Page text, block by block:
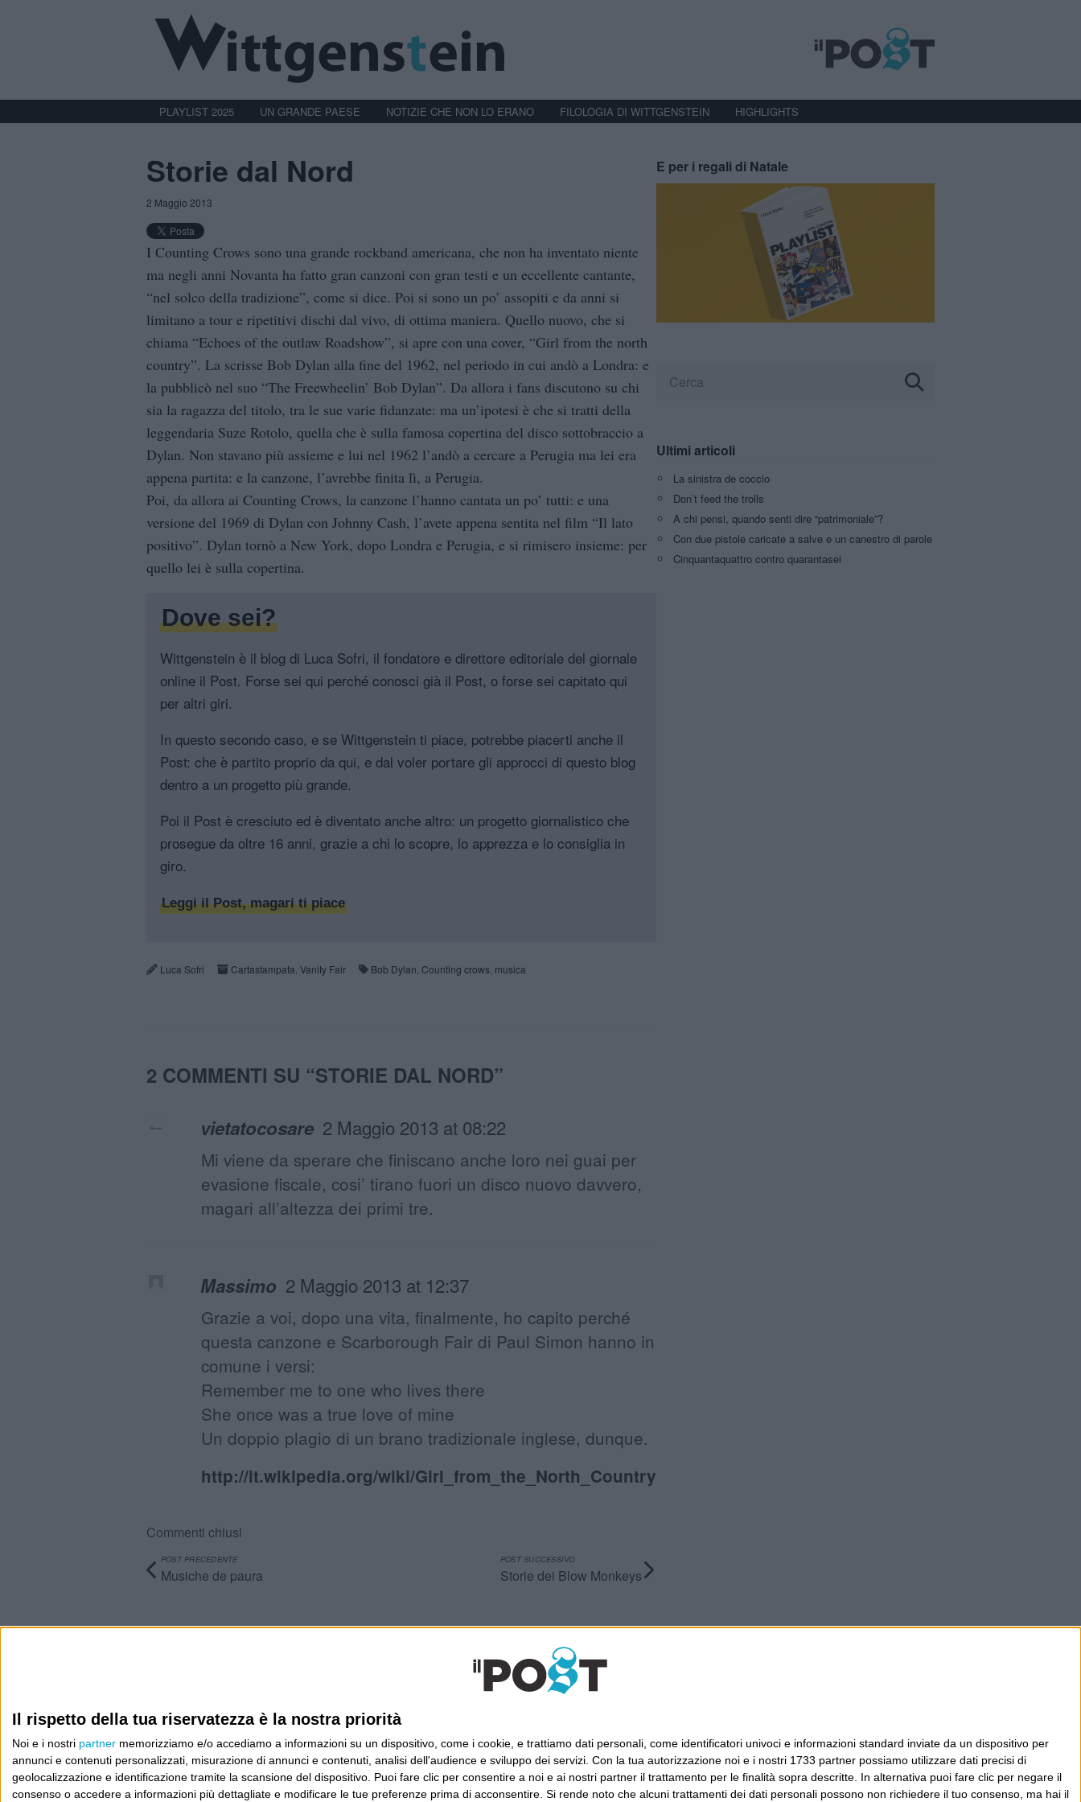
Il rispetto della tua riservatezza è la nostra priorità
Noi e i nostri partner memorizziamo e/o accediamo a informazioni su un dispositivo, come i cookie, e trattiamo dati personali, come identificatori univoci e informazioni standard inviate da un dispositivo per
annunci e contenuti personalizzati, misurazione di annunci e contenuti, analisi dell'audience e sviluppo dei servizi. Con la tua autorizzazione noi e i nostri 1733 partner possiamo utilizzare dati precisi di
geolocalizzazione e identificazione tramite la scansione del dispositivo. Puoi fare clic per consentire a noi e ai nostri partner il trattamento per le finalità sopra descritte. In alternativa puoi fare clic per negare il
consenso o accedere a informazioni più dettagliate e modificare le tue preferenze prima di acconsentire. Si rende noto che alcuni trattamenti dei dati personali possono non richiedere il tuo consenso, ma hai il
PLAYLIST 2025 UN GRANDE PAESE NOTIZIE CHE NON LO ERANO FILOLOGIA DI WITTGENSTEIN HIGHLIGHTS
Storie dal Nord
2 Maggio 2013
I Counting Crows sono una grande rockband americana, che non ha inventato niente
ma negli anni Novanta ha fatto gran canzoni con gran testi e un eccellente cantante,
“nel solco della tradizione”, come si dice. Poi si sono un po’ assopiti e da anni si
limitano a tour e ripetitivi dischi dal vivo, di ottima maniera. Quello nuovo, che si
chiama “Echoes of the outlaw Roadshow”, si apre con una cover, “Girl from the north
country”. La scrisse Bob Dylan alla fine del 1962, nel periodo in cui andò a Londra: e
la pubblicò nel suo “The Freewheelin’ Bob Dylan”. Da allora i fans discutono su chi
sia la ragazza del titolo, tra le sue varie fidanzate: ma un’ipotesi è che si tratti della
leggendaria Suze Rotolo, quella che è sulla famosa copertina del disco sottobraccio a
Dylan. Non stavano più assieme e lui nel 1962 l’andò a cercare a Perugia ma lei era
appena partita: e la canzone, l’avrebbe finita lì, a Perugia.
Poi, da allora ai Counting Crows, la canzone l’hanno cantata un po’ tutti: e una
versione del 1969 di Dylan con Johnny Cash, l’avete appena sentita nel film “Il lato
positivo”. Dylan tornò a New York, dopo Londra e Perugia, e si rimisero insieme: per
quello lei è sulla copertina.
Dove sei?
Wittgenstein è il blog di Luca Sofri, il fondatore e direttore editoriale del giornale
online il Post. Forse sei qui perché conosci già il Post, o forse sei capitato qui
per altri giri.
In questo secondo caso, e se Wittgenstein ti piace, potrebbe piacerti anche il
Post: che è partito proprio da qui, e dal voler portare gli approcci di questo blog
dentro a un progetto più grande.
Poi il Post è cresciuto ed è diventato anche altro: un progetto giornalistico che
prosegue da oltre 16 anni, grazie a chi lo scopre, lo apprezza e lo consiglia in
giro.
Leggi il Post, magari ti piace
Luca Sofri Cartastampata Vanity Fair Bob Dylan Counting crows musica
2 COMMENTI SU “STORIE DAL NORD”
vietatocosare 2 Maggio 2013 at 08:22
Mi viene da sperare che finiscano anche loro nei guai per
evasione fiscale, cosi’ tirano fuori un disco nuovo davvero,
magari all’altezza dei primi tre.
Massimo 2 Maggio 2013 at 12:37
Grazie a voi, dopo una vita, finalmente, ho capito perché
questa canzone e Scarborough Fair di Paul Simon hanno in
comune i versi:
Remember me to one who lives there
She once was a true love of mine
Un doppio plagio di un brano tradizionale inglese, dunque.
http://it.wikipedia.org/wiki/Girl_from_the_North_Country
Commenti chiusi
POST PRECEDENTE
Musiche de paura
POST SUCCESSIVO
Storie dei Blow Monkeys
E per i regali di Natale
Ultimi articoli
La sinistra de coccio
Don’t feed the trolls
A chi pensi, quando senti dire “patrimoniale”?
Con due pistole caricate a salve e un canestro di parole
Cinquantaquattro contro quarantasei
Filologia di Wittgenstein
Cookie
Informativa sui cookie
Ultimi articoli
A chi pensi, quando senti dire “patrimoniale”?
Con due pistole caricate a salve e un canestro di
parole
Cinquantaquattro contro quarantasei